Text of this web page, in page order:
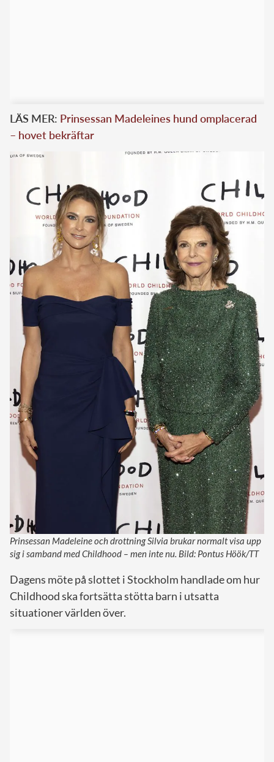
LÄS MER: Prinsessan Madeleines hund omplacerad
– hovet bekräftar
Prinsessan Madeleine och drottning Silvia brukar normalt visa upp
sig i samband med Childhood – men inte nu. Bild: Pontus Höök/TT
Dagens möte på slottet i Stockholm handlade om hur
Childhood ska fortsätta stötta barn i utsatta
situationer världen över.